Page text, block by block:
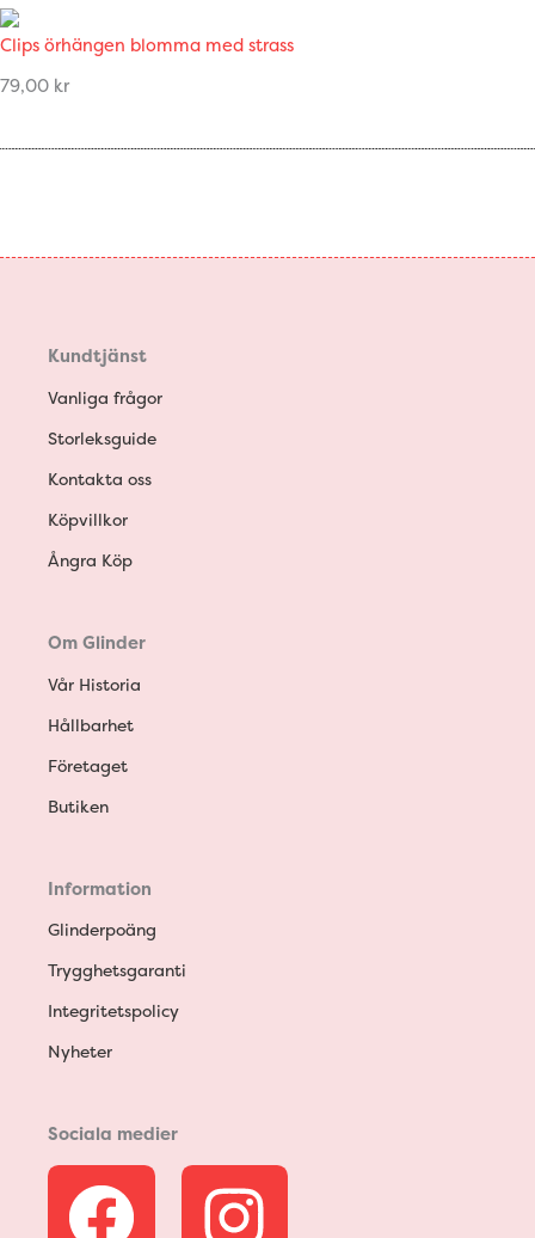
Clips örhängen blomma med strass
79,00 kr
Kundtjänst
Vanliga frågor
Storleksguide
Kontakta oss
Köpvillkor
Ångra Köp
Om Glinder
Vår Historia
Hållbarhet
Företaget
Butiken
Information
Glinderpoäng
Trygghetsgaranti
Integritetspolicy
Nyheter
Sociala medier
F I